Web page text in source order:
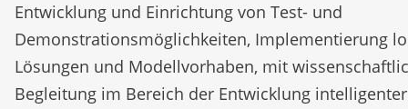
Entwicklung und Einrichtung von Test- und
Demonstrationsmöglichkeiten, Implementierung
Lösungen und Modellvorhaben, mit
Begleitung im Bereich der Entwicklung intelligenter